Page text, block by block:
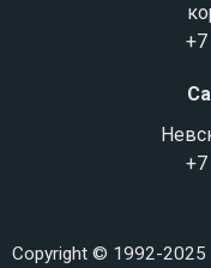
Copyright © 1992-2025